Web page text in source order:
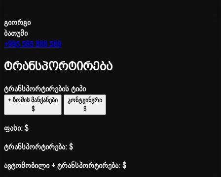
გიორგი
ბათუმი
+995 585 888 589
ტრანსპორტირება
ტრანსპორტირების ტიპი
+ ზომის მანქანები
$
კონტეინერი
$
ფასი:$
ტრანსპორტირება:$
ავტომობილი + ტრანსპორტირება:$